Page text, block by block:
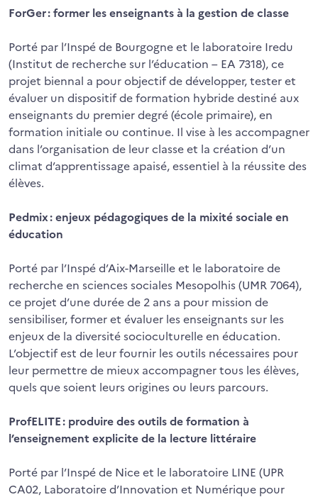
ForGer : former les enseignants à la gestion de classe
Porté par l’Inspé de Bourgogne et le laboratoire Iredu
(Institut de recherche sur l’éducation – EA 7318), ce
projet biennal a pour objectif de développer, tester et
évaluer un dispositif de formation hybride destiné aux
enseignants du premier degré (école primaire), en
formation initiale ou continue. Il vise à les accompagner
dans l’organisation de leur classe et la création d’un
climat d’apprentissage apaisé, essentiel à la réussite des
élèves.
Pedmix : enjeux pédagogiques de la mixité sociale en
éducation
Porté par l’Inspé d’Aix-Marseille et le laboratoire de
recherche en sciences sociales Mesopolhis (UMR 7064),
ce projet d’une durée de 2 ans a pour mission de
sensibiliser, former et évaluer les enseignants sur les
enjeux de la diversité socioculturelle en éducation.
L’objectif est de leur fournir les outils nécessaires pour
leur permettre de mieux accompagner tous les élèves,
quels que soient leurs origines ou leurs parcours.
ProfELITE : produire des outils de formation à
l’enseignement explicite de la lecture littéraire
Porté par l’Inspé de Nice et le laboratoire LINE (UPR
CA02, Laboratoire d’Innovation et Numérique pour